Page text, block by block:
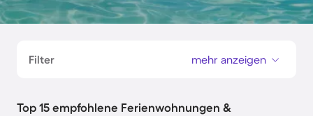
Filter mehr anzeigen
Top 15 empfohlene Ferienwohnungen &